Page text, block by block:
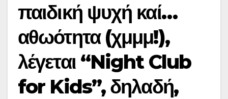
παιδική ψυχή καί…
αθωότητα (χμμμ!),
λέγεται “Night Club
for Kids”, δηλαδή,